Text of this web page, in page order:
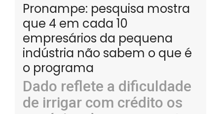
Pronampe: pesquisa mostra
que 4 em cada 10
empresários da pequena
indústria não sabem o que é
o programa
Dado reflete a dificuldade
de irrigar com crédito os